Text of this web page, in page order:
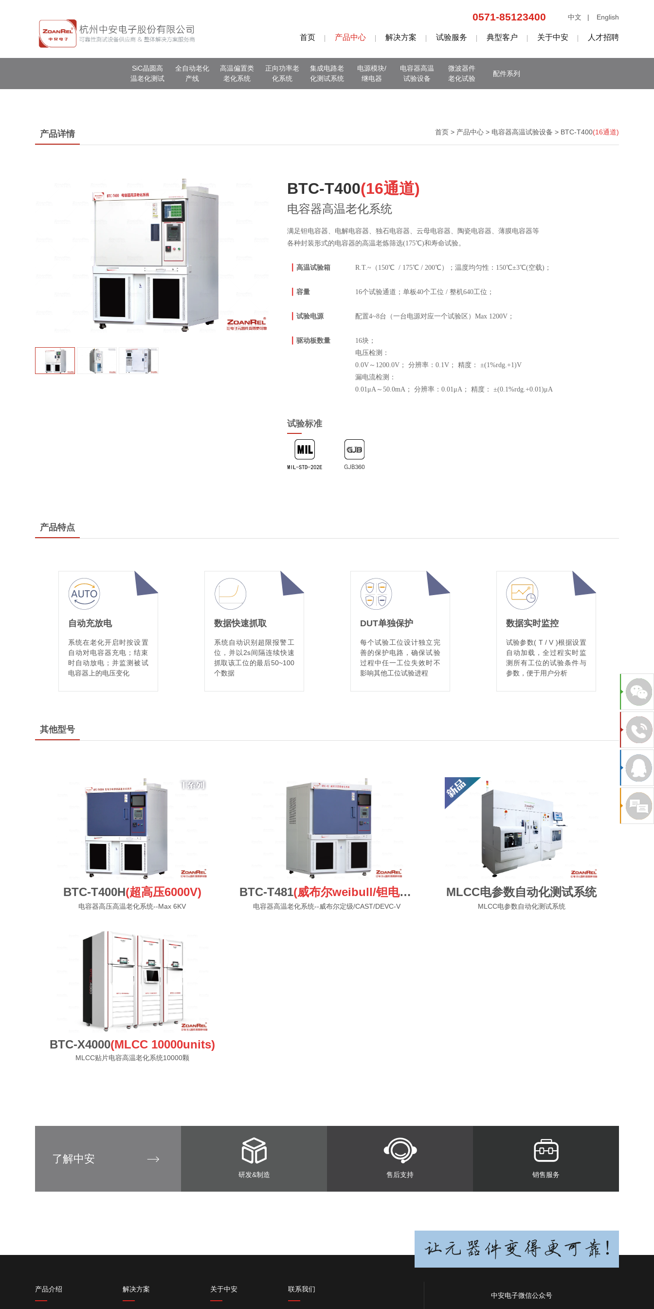
0571-85123400 中文 | English
首页 产品中心 解决方案 试验服务 典型客户 关于中安 人才招聘
SiC晶圆高
温老化测试
全自动老化
产线
高温偏置类
老化系统
正向功率老
化系统
集成电路老
化测试系统
电源模块/
继电器
电容器高温
试验设备
微波器件
老化试验
配件系列
产品详情 首页 > 产品中心 > 电容器高温试验设备 > BTC-T400(16通道)
BTC-T400(16通道)
电容器高温老化系统
满足钽电容器、电解电容器、独石电容器、云母电容器、陶瓷电容器、薄膜电容器等
各种封装形式的电容器的高温老炼筛选(175℃)和寿命试验。
高温试验箱 R.T.~ （150℃ / 175℃ / 200℃ ）； 温度均匀性： 150℃±3℃(空载)；
容量 16个试验通道 ； 单板40个工位 / 整机640工位 ；
试验电源 配置4~8台（一台电源对应一个试验区） Max 1200V ；
驱动板数量 16块；
电压检测 ：
0.0V～1200.0V； 分辨率：0.1V； 精度： ±(1%rdg.+1)V
漏电流检测：
0.01μA～50.0mA； 分辨率：0.01μA； 精度： ±(0.1%rdg.+0.01)μA
试验标准
产品特点
自动充放电
系统在老化开启时按设置
自动对电容器充电；结束
时自动放电；并监测被试
电容器上的电压变化
数据快速抓取
系统自动识别超限报警工
位，并以2s间隔连续快速
抓取该工位的最后50~100
个数据
DUT单独保护
每个试验工位设计独立完
善的保护电路，确保试验
过程中任一工位失效时不
影响其他工位试验进程
数据实时监控
试验参数( T / V )根据设置
自动加载，全过程实时监
测所有工位的试验条件与
参数，便于用户分析
其他型号
BTC-T400H(超高压6000V)
电容器高压高温老化系统--Max 6KV
BTC-T481(威布尔weibull/钽电容)
电容器高温老化系统--威布尔定级/CAST/DEVC-V
MLCC电参数自动化测试系统
MLCC电参数自动化测试系统
BTC-X4000(MLCC 10000units)
MLCC贴片电容高温老化系统10000颗
了解中安
研发&制造 售后支持 销售服务
产品介绍 解决方案 关于中安
联系我们
中安电子微信公众号